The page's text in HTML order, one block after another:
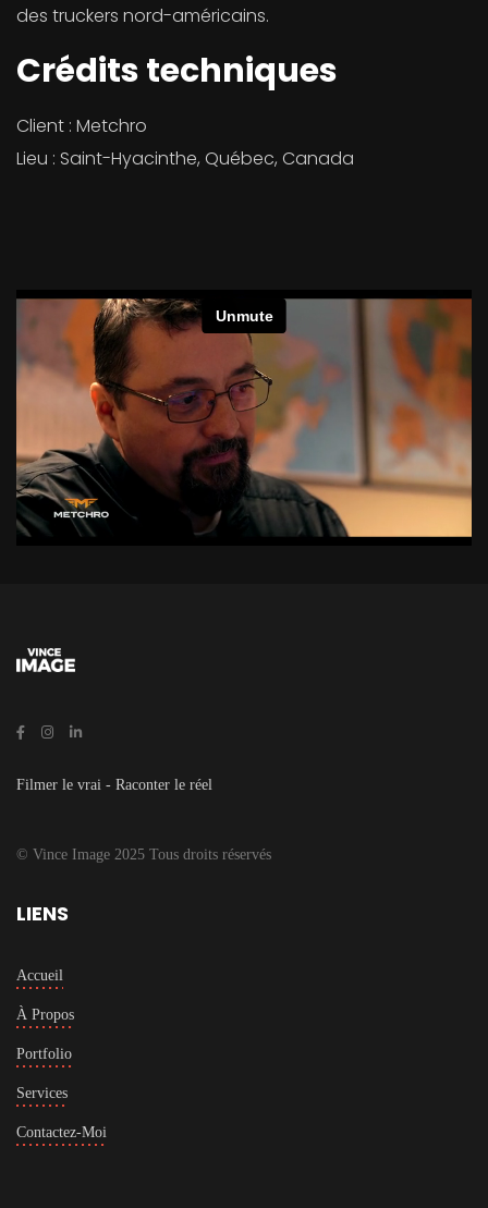
des truckers nord-américains.
Crédits techniques
Client : Metchro
Lieu : Saint-Hyacinthe, Québec, Canada
Filmer le vrai - Raconter le réel
© Vince Image 2025 Tous droits réservés
LIENS
Accueil
À Propos
Portfolio
Services
Contactez-Moi